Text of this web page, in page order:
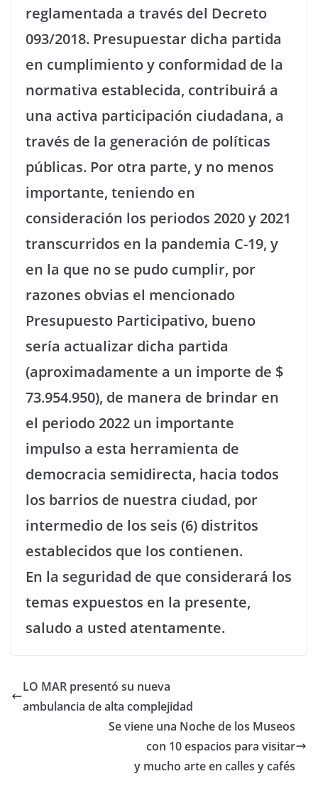
reglamentada a través del Decreto
093/2018. Presupuestar dicha partida
en cumplimiento y conformidad de la
normativa establecida, contribuirá a
una activa participación ciudadana, a
través de la generación de políticas
públicas. Por otra parte, y no menos
importante, teniendo en
consideración los periodos 2020 y 2021
transcurridos en la pandemia C-19, y
en la que no se pudo cumplir, por
razones obvias el mencionado
Presupuesto Participativo, bueno
sería actualizar dicha partida
(aproximadamente a un importe de $
73.954.950), de manera de brindar en
el periodo 2022 un importante
impulso a esta herramienta de
democracia semidirecta, hacia todos
los barrios de nuestra ciudad, por
intermedio de los seis (6) distritos
establecidos que los contienen.
En la seguridad de que considerará los
temas expuestos en la presente,
saludo a usted atentamente.
LO MAR presentó su nueva
ambulancia de alta complejidad
Se viene una Noche de los Museos
con 10 espacios para visitar
y mucho arte en calles y cafés